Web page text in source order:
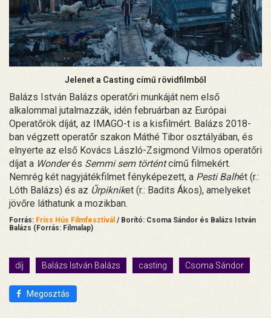
Jelenet a Casting című rövidfilmből
Balázs István Balázs operatőri munkáját nem első
alkalommal jutalmazzák, idén februárban az Európai
Operatőrök díját, az IMAGO-t is a kisfilmért. Balázs 2018-
ban végzett operatőr szakon Máthé Tibor osztályában, és
elnyerte az első Kovács László-Zsigmond Vilmos operatőri
díjat a Wonderés Semmi sem történtcímű filmekért.
Nemrég két nagyjátékfilmet fényképezett, a Pesti Balhét (r.:
Lóth Balázs) és az Űrpikniket (r.: Badits Ákos), amelyeket
jövőre láthatunk a mozikban.
Forrás: Friss Hús Filmfesztivál / Borító: Csoma Sándor és Balázs István
Balázs (Forrás: Filmalap)
díj Balázs István Balázs casting Csoma Sándor
Megosztás